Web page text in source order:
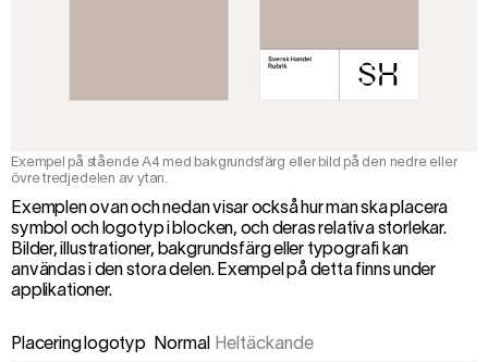
Exempel på stående A4 med bakgrundsfärg eller bild på den nedre eller
övre tredjedelen av ytan.
Exemplen ovan och nedan visar också hur man ska placera
symbol och logotyp i blocken, och deras relativa storlekar.
Bilder, illustrationer, bakgrundsfärg eller typografi kan
användas i den stora delen. Exempel på detta finns under
applikationer.
Placering logotyp Normal Heltäckande